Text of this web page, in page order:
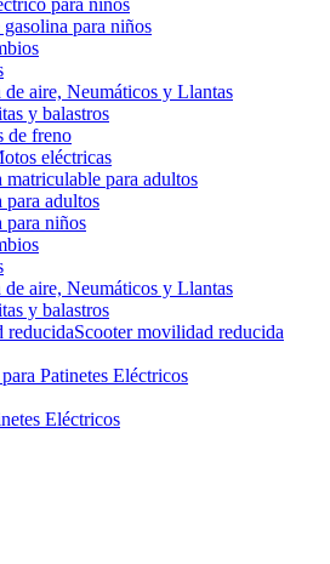
para niños
para niños
de aire, Neumáticos y Llantas
y balastros
de freno
eléctricas
para adultos
adultos
para niños
de aire, Neumáticos y Llantas
y balastros
Scooter movilidad reducida
Patinetes Eléctricos
Eléctricos